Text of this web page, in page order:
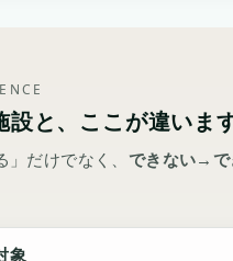
設と、ここが違いま
」だけでなく、 できない→で
象